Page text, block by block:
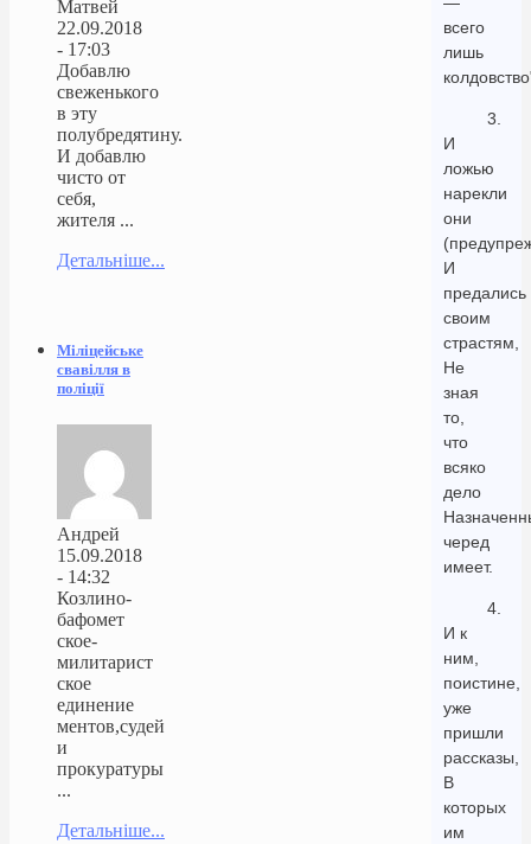
всего
лишь
3.
И
ложью
нарекли
они
И
предались
своим
страстям,
Не
зная
то,
что
всяко
дело
черед
имеет.
4.
И к
ним,
поистине,
уже
пришли
рассказы,
В
которых
им
Матвей
22.09.2018
- 17:03
Добавлю
свеженького
в эту
полубредятину.
И добавлю
чисто от
себя,
жителя ...
Детальніше...
Міліцейське
свавілля в
поліції
Андрей
15.09.2018
- 14:32
Козлино-
бафомет
ское-
милитарист
ское
единение
ментов,судей
и
прокуратуры
...
Детальніше...